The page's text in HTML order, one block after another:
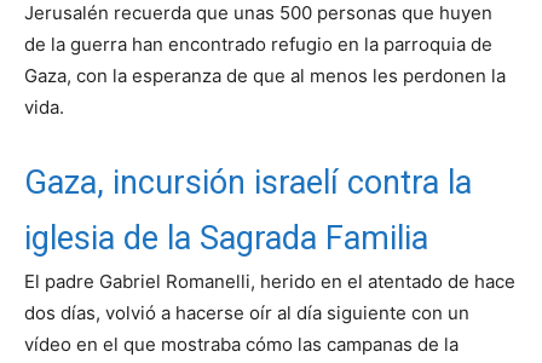
Jerusalén recuerda que unas 500 personas que huyen
de la guerra han encontrado refugio en la parroquia de
Gaza, con la esperanza de que al menos les perdonen la
vida.
Gaza, incursión israelí contra la
iglesia de la Sagrada Familia
El padre Gabriel Romanelli, herido en el atentado de hace
dos días, volvió a hacerse oír al día siguiente con un
vídeo en el que mostraba cómo las campanas de la